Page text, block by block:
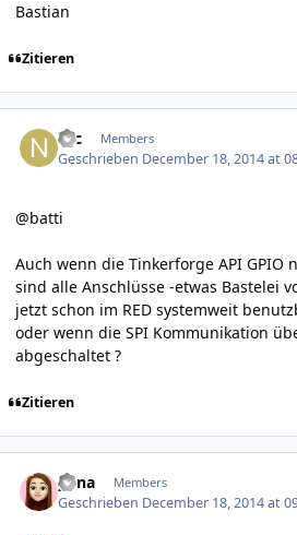
Bastian
Zitieren
Nic Members
Geschrieben December 18, 2014 at
@batti
Auch wenn die Tinkerforge API GPIO
sind alle Anschlüsse -etwas Bastelei
jetzt schon im RED systemweit
oder wenn die SPI Kommunikation
abgeschaltet ?
Zitieren
yuna Members
Geschrieben December 18, 2014 at